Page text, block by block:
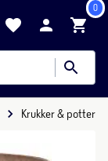
0
Krukker & potter